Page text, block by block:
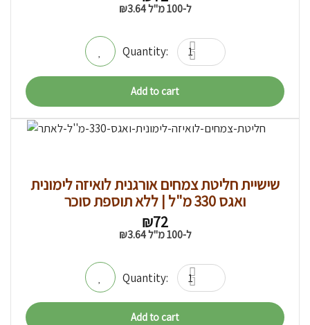
₪3.64 ל-100 מ"ל
Add to cart
שישיית חליטת צמחים אורגנית לואיזה לימונית
ואגס 330 מ"ל | ללא תוספת סוכר
₪72
₪3.64 ל-100 מ"ל
Add to cart